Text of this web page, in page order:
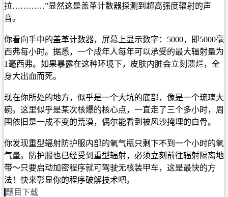
拉…………”显然这是盖革计数器探测到超高强度辐射的声
音。
你看向手中的盖革计数器，屏幕上显示数字：5000，即5000毫
西弗每小时。据悉，一个成年人每年可以承受的最大辐射量为
1毫西弗。如果暴露在这种环境下，皮肤内脏会立刻溃烂，全
身大出血而死。
现在你所处的地方，似乎是一个大坑的底部，像是一个琉璃大
碗。这里似乎是某次核爆的核心点，一直走了三个多小时，周
围依旧是一成不变的荒漠，偶尔能看到被风沙掩埋的白骨。
你发现重型辐射防护服内部的氧气瓶只剩下不到一个小时的氧
气量。防护服也已经受到重型辐射，必须立刻前往辐射隔离地
带～只要启动加密程序就可驾驶无核装甲车，这是最快的方
法！快来彰显你的程序破解技术吧。
题目下载